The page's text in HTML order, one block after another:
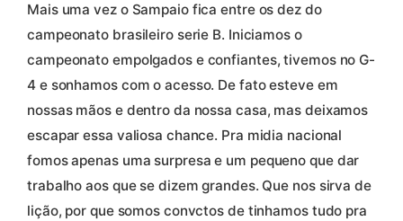
Mais uma vez o Sampaio fica entre os dez do
campeonato brasileiro serie B. Iniciamos o
campeonato empolgados e confiantes, tivemos no G-
4 e sonhamos com o acesso. De fato esteve em
nossas mãos e dentro da nossa casa, mas deixamos
escapar essa valiosa chance. Pra midia nacional
fomos apenas uma surpresa e um pequeno que dar
trabalho aos que se dizem grandes. Que nos sirva de
lição, por que somos convctos de tinhamos tudo pra